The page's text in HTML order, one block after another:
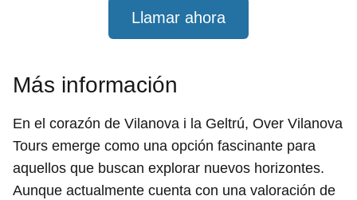
Llamar ahora
Más información
En el corazón de Vilanova i la Geltrú, Over Vilanova
Tours emerge como una opción fascinante para
aquellos que buscan explorar nuevos horizontes.
Aunque actualmente cuenta con una valoración de